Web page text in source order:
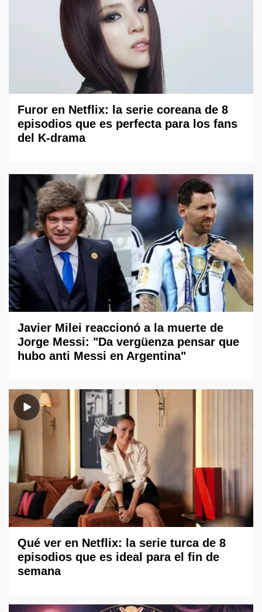
Furor en Netflix: la serie coreana de 8
episodios que es perfecta para los fans
del K-drama
Javier Milei reaccionó a la muerte de
Jorge Messi: "Da vergüenza pensar que
hubo anti Messi en Argentina"
Qué ver en Netflix: la serie turca de 8
episodios que es ideal para el fin de
semana